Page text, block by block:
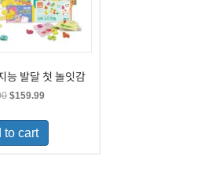
능 발달 첫 놀잇감
Original
was:
$230.00.
$159.99Current
is:
to cart